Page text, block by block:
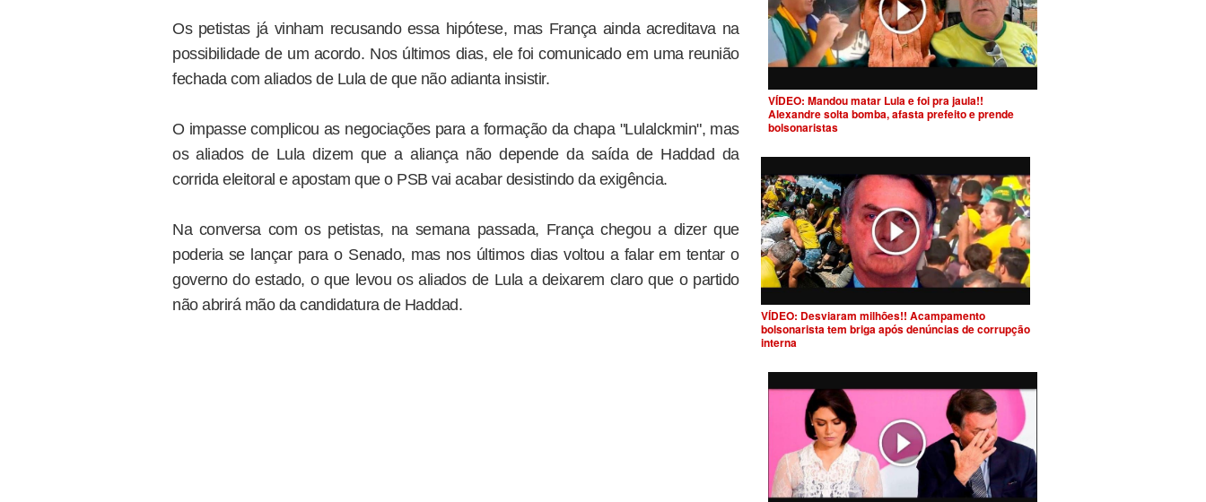
Os petistas já vinham recusando essa hipótese, mas França ainda acreditava na
possibilidade de um acordo. Nos últimos dias, ele foi comunicado em uma reunião
fechada com aliados de Lula de que não adianta insistir.
O impasse complicou as negociações para a formação da chapa "Lulalckmin", mas
os aliados de Lula dizem que a aliança não depende da saída de Haddad da
corrida eleitoral e apostam que o PSB vai acabar desistindo da exigência.
Na conversa com os petistas, na semana passada, França chegou a dizer que
poderia se lançar para o Senado, mas nos últimos dias voltou a falar em tentar o
governo do estado, o que levou os aliados de Lula a deixarem claro que o partido
não abrirá mão da candidatura de Haddad.
VÍDEO: Mandou matar Lula e foi pra jaula!!
Alexandre solta bomba, afasta prefeito e prende
bolsonaristas
VÍDEO: Desviaram milhões!! Acampamento
bolsonarista tem briga após denúncias de corrupção
interna